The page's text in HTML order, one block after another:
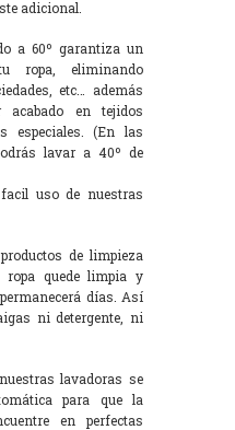
adicional.
a 60º garantiza un
ropa, eliminando
etc… además
en tejidos
especiales. (En las
lavar a 40º de
uso de nuestras
de limpieza
ropa quede limpia y
días. Así
ni detergente, ni
lavadoras se
para que la
en perfectas